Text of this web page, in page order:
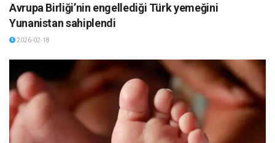
Avrupa Birliği’nin engellediği Türk yemeğini
Yunanistan sahiplendi
2026-02-18